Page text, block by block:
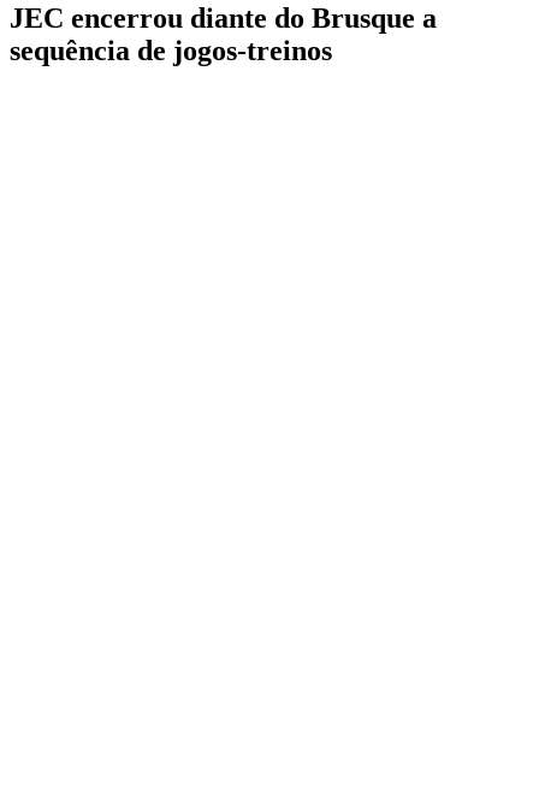
JEC encerrou diante do Brusque a
sequência de jogos-treinos